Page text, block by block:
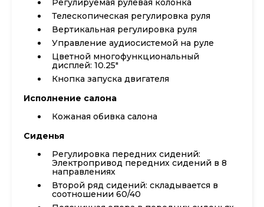
Телескопическая регулировка руля
Вертикальная регулировка руля
Управление аудиосистемой на руле
Цветной многофункциональный
дисплей: 10.25"
Кнопка запуска двигателя
Исполнение салона
Кожаная обивка салона
Сиденья
Регулировка передних сидений:
Электропривод передних сидений в 8
направлениях
Второй ряд сидений: складывается в
соотношении 60/40